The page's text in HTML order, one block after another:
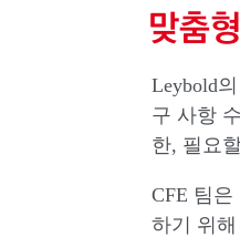
맞춤형
Leybold
구 사항
한, 필요
CFE 팀
하기 위